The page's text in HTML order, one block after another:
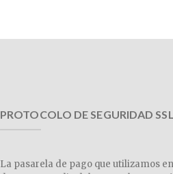
PROTOCOLO DE SEGURIDAD SSL
La pasarela de pago que utilizamos